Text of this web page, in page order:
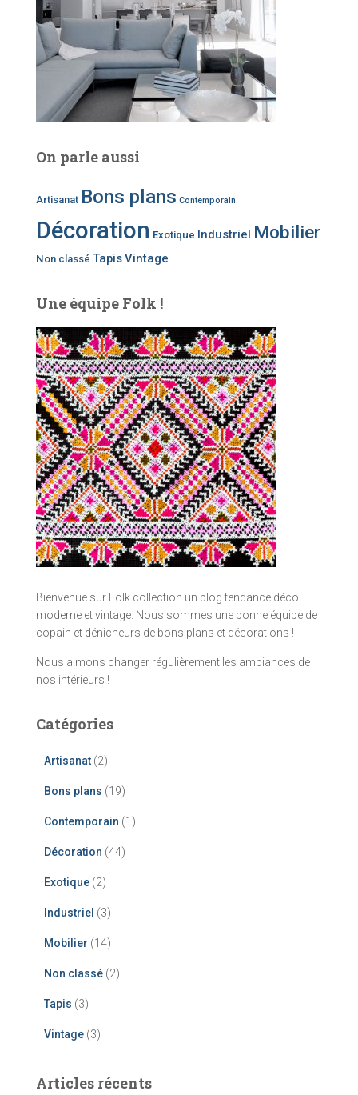
On parle aussi
Artisanat Bons plans Contemporain
Décoration Exotique Industriel Mobilier
Non classé TapisVintage
Une équipe Folk !
Bienvenue sur Folk collection un blog tendance déco
moderne et vintage. Nous sommes une bonne équipe de
copain et dénicheurs de bons plans et décorations !
Nous aimons changer régulièrement les ambiances de
nos intérieurs !
Catégories
Artisanat (2)
Bons plans (19)
Contemporain (1)
Décoration (44)
Exotique (2)
Industriel (3)
Mobilier (14)
Non classé (2)
Tapis (3)
Vintage (3)
Articles récents